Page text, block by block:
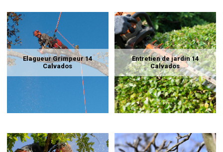
Elagueur Grimpeur 14
Calvados
Entretien de jardin 14
Calvados